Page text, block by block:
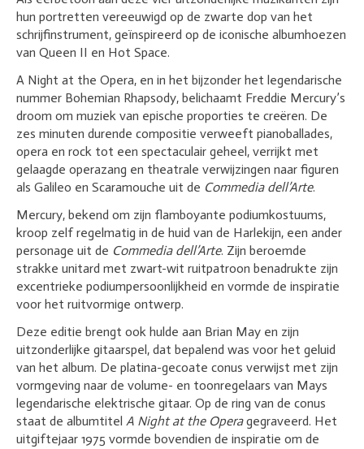
hun portretten vereeuwigd op de zwarte dop van het
schrijfinstrument, geïnspireerd op de iconische albumhoezen
van Queen II en Hot Space.
A Night at the Opera, en in het bijzonder het legendarische
nummer Bohemian Rhapsody, belichaamt Freddie Mercury’s
droom om muziek van epische proporties te creëren. De
zes minuten durende compositie verweeft pianoballades,
opera en rock tot een spectaculair geheel, verrijkt met
gelaagde operazang en theatrale verwijzingen naar figuren
als Galileo en Scaramouche uit de Commedia dell’Arte.
Mercury, bekend om zijn flamboyante podiumkostuums,
kroop zelf regelmatig in de huid van de Harlekijn, een ander
personage uit de Commedia dell’Arte. Zijn beroemde
strakke unitard met zwart-wit ruitpatroon benadrukte zijn
excentrieke podiumpersoonlijkheid en vormde de inspiratie
voor het ruitvormige ontwerp.
Deze editie brengt ook hulde aan Brian May en zijn
uitzonderlijke gitaarspel, dat bepalend was voor het geluid
van het album. De platina-gecoate conus verwijst met zijn
vormgeving naar de volume- en toonregelaars van Mays
legendarische elektrische gitaar. Op de ring van de conus
staat de albumtitel A Night at the Operagegraveerd. Het
uitgiftejaar 1975 vormde bovendien de inspiratie om de